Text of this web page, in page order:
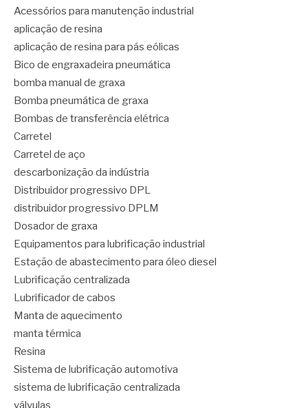
Acessórios para manutenção industrial
aplicação de resina
aplicação de resina para pás eólicas
Bico de engraxadeira pneumática
bomba manual de graxa
Bomba pneumática de graxa
Bombas de transferência elétrica
Carretel
Carretel de aço
descarbonização da indústria
Distribuidor progressivo DPL
distribuidor progressivo DPLM
Dosador de graxa
Equipamentos para lubrificação industrial
Estação de abastecimento para óleo diesel
Lubrificação centralizada
Lubrificador de cabos
Manta de aquecimento
manta térmica
Resina
Sistema de lubrificação automotiva
sistema de lubrificação centralizada
válvulas